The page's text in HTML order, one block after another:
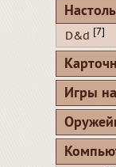
D&d [7]
Игры